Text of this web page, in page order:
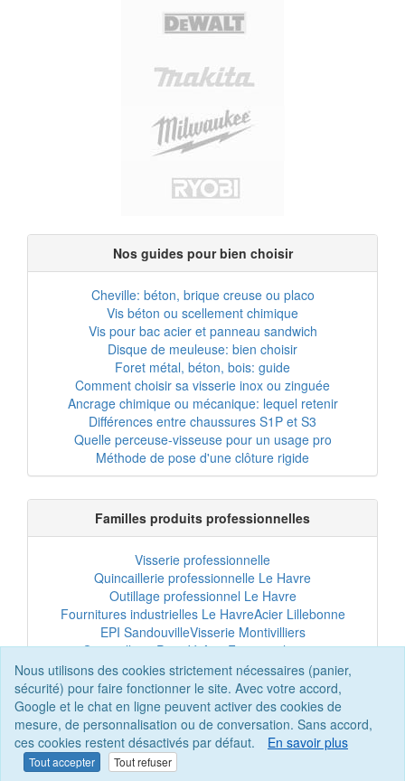
Nous utilisons des cookies strictement nécessaires (panier,
sécurité) pour faire fonctionner le site. Avec votre accord,
Google et le chat en ligne peuvent activer des cookies de
mesure, de personnalisation ou de conversation. Sans accord,
ces cookies restent désactivés par défaut.
En savoir plus
Tout accepter Tout refuser
Nos guides pour bien choisir
Cheville: béton, brique creuse ou placo
Vis béton ou scellement chimique
Vis pour bac acier et panneau sandwich
Disque de meuleuse: bien choisir
Foret métal, béton, bois: guide
Comment choisir sa visserie inox ou zinguée
Ancrage chimique ou mécanique: lequel retenir
Différences entre chaussures S1P et S3
Quelle perceuse-visseuse pour un usage pro
Méthode de pose d'une clôture rigide
Familles produits professionnelles
Visserie professionnelle
Quincaillerie professionnelle Le Havre
Outillage professionnel Le Havre
Fournitures industrielles Le HavreAcier Lillebonne
EPI SandouvilleVisserie Montivilliers
Quincaillerie Port-JérômeFixation chantier
EPI professionnelOutillage maintenance
Acier professionnelTôles et bardage
Scellement chimiqueClôtures Le Havre